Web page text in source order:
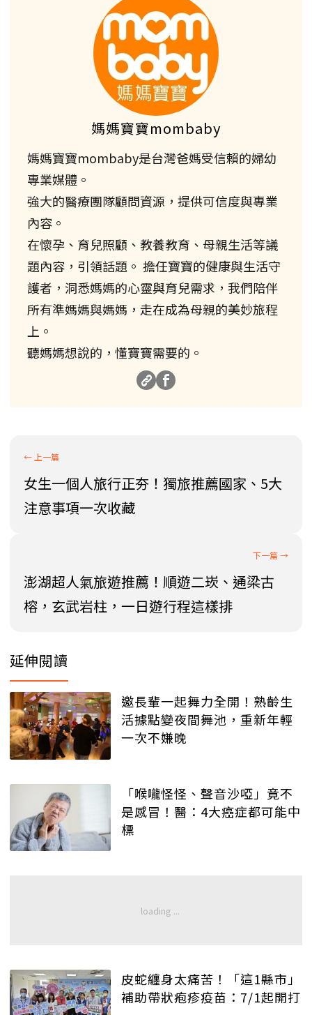
媽媽寶寶mombaby
媽媽寶寶mombaby是台灣爸媽受信賴的婦幼
專業媒體。
強大的醫療團隊顧問資源，提供可信度與專業
內容。
在懷孕、育兒照顧、教養教育、母親生活等議
題內容，引領話題。 擔任寶寶的健康與生活守
護者，洞悉媽媽的心靈與育兒需求，我們陪伴
所有準媽媽與媽媽，走在成為母親的美妙旅程
上。
聽媽媽想說的，懂寶寶需要的。
女生一個人旅行正夯！獨旅推薦國家、5大
注意事項一次收藏
澎湖超人氣旅遊推薦！順遊二崁、通梁古
榕，玄武岩柱，一日遊行程這樣排
延伸閱讀
邀長輩一起舞力全開！熟齡生
活據點變夜間舞池，重新年輕
一次不嫌晚
「喉嚨怪怪、聲音沙啞」竟不
是感冒！醫：4大癌症都可能中
標
皮蛇纏身太痛苦！「這1縣市」
補助帶狀疱疹疫苗：7/1起開打